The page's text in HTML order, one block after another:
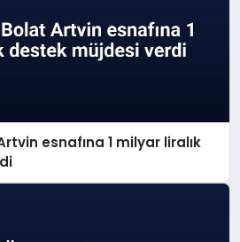
esnafına 1 milyar liralık